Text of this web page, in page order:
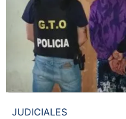
JUDICIALES